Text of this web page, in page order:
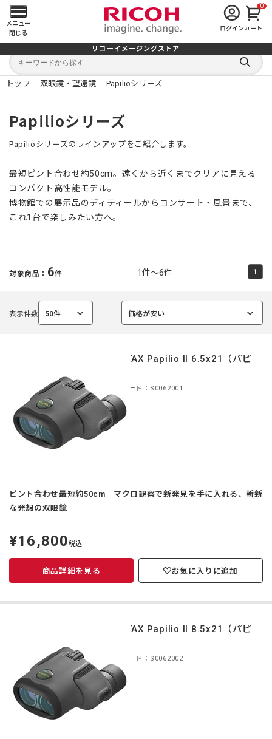
メ
イ
ン
メ
ニ
ュ
ー
を
開
メニュー
閉じる
ログイン
0
カート
リコーイメージングストア
キ
ワ
ー
キ
検
索
る
トップ 双眼鏡・望遠鏡 Papilioシリーズ
Papilioシリーズ
Papilioシリーズのラインアップをご紹介します。
最短ピント合わせ約50cm。遠くから近くまでクリアに見える
コンパクト高性能モデル。
博物館での展示品のディティールからコンサート・風景まで、
これ1台で楽しみたい方へ。
対象商品： 6件 1件～6件 1
表示件数 50件
選
価格が安い
選
PENTAX Papilio II 6.5x21（パピ
商品コード：S0062001
ピント合わせ最短約50cm マクロ観察で新発見を手に入れる、斬新
な発想の双眼鏡
定
価
¥16,800税込
商品詳細を見る お気に入りに追加
PENTAX Papilio II 8.5x21（パピ
商品コード：S0062002